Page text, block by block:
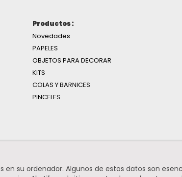
Productos :
Novedades
PAPELES
OBJETOS PARA DECORAR
KITS
COLAS Y BARNICES
PINCELES
en su ordenador. Algunos de estos datos son